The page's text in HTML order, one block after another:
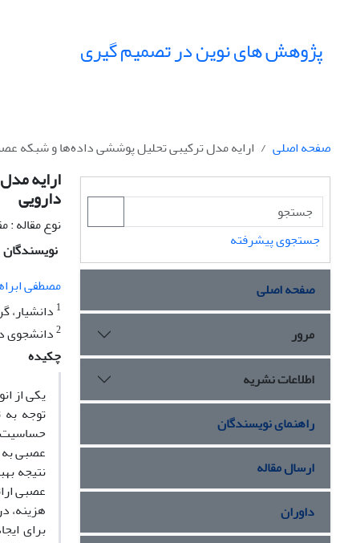
پژوهش های نوین در تصمیم گیری
صفحه اصلی ارایه مدل ترکیبی تحلیل پوششی داده‌ها و شبکه
ارایه
دارویی
نوع مقاله :
نویسندگان
مصطفی
1 دانشیار،
2دانشجوی
چکیده
یکی از
توجه
حساسیت
عصبی به
نتیجه
عصبی
جستجوی پیشرفته
صفحه اصلی
مرور
اطلاعات نشریه
راهنمای نویسندگان
ارسال مقاله
داوران